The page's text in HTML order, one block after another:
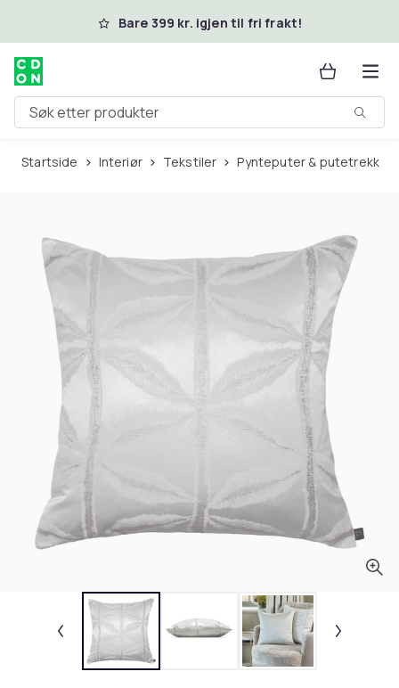
Hopp til hovedinnholdBare 399 kr. igjen til fri frakt!
Søk etter produkter
Startside Interiør Tekstiler Pynteputer & putetrekk